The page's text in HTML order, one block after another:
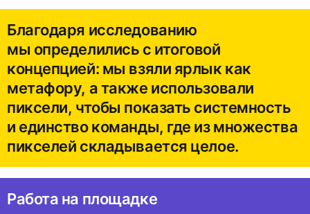
Благодаря исследованию
мы определились с итоговой
концепцией: мы взяли ярлык как
метафору, а также использовали
пиксели, чтобы показать системность
и единство команды, где из множества
пикселей складывается целое.
Работа на площадке